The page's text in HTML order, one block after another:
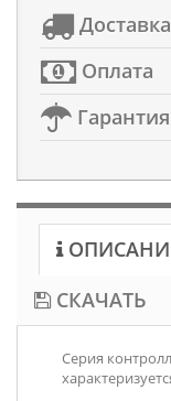
Доставка
Оплата
Гарантия
СКАЧАТЬ
Серия